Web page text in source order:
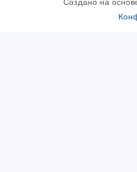
Создано на